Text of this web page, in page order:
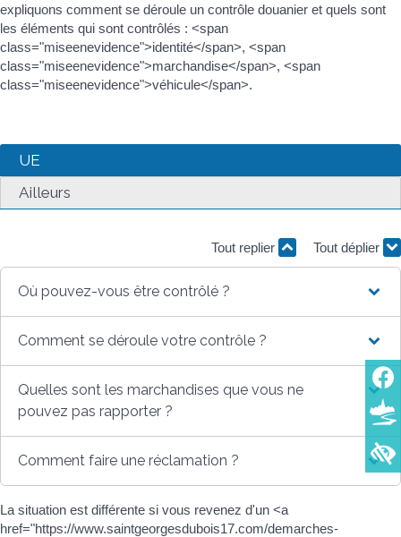
expliquons comment se déroule un contrôle douanier et quels sont
les éléments qui sont contrôlés : <span
class="miseenevidence">identité</span>, <span
class="miseenevidence">marchandise</span>, <span
class="miseenevidence">véhicule</span>.
UE
Ailleurs
Tout replier Tout déplier
Où pouvez-vous être contrôlé ?
Comment se déroule votre contrôle ?
Quelles sont les marchandises que vous ne
pouvez pas rapporter ?
Comment faire une réclamation ?
La situation est différente si vous revenez d'un <a
href="https://www.saintgeorgesdubois17.com/demarches-